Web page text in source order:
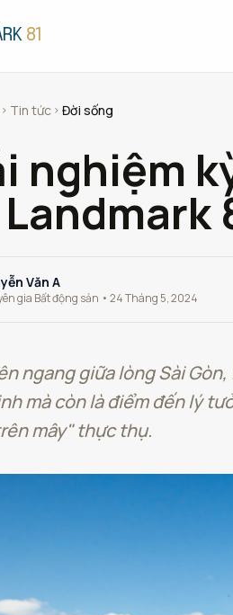
81
chevron_right Tin tức chevron_right Đời sống
nghiệm
Văn A
gia Bất động sản • 24 Tháng 5, 2024
ngang giữa lòng Sài
mà còn là điểm đến lý
mây" thực thụ.